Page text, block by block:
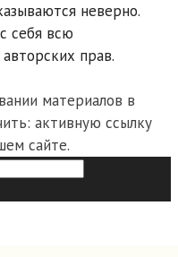
неверно.
себя всю
прав.
материалов в
активную ссылку
сайте.